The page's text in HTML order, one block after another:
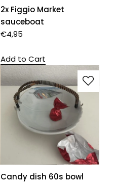
2x Figgio Market
sauceboat
€4,95
Add to Cart
Candy dish 60s bowl